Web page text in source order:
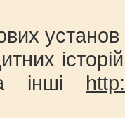
установ
інші